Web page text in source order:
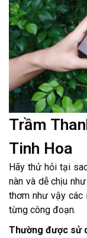
Trầm
Tinh Hoa
Hãy thử hỏi tại
nàn và dễ chịu
thơm như vậy các
từng công đoạn.
Thường được sử